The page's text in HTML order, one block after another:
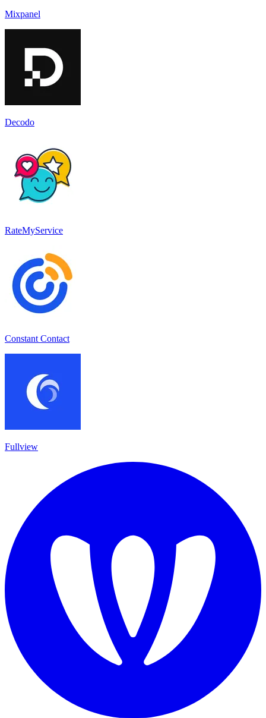
Mixpanel
Decodo
RateMyService
Constant Contact
Fullview